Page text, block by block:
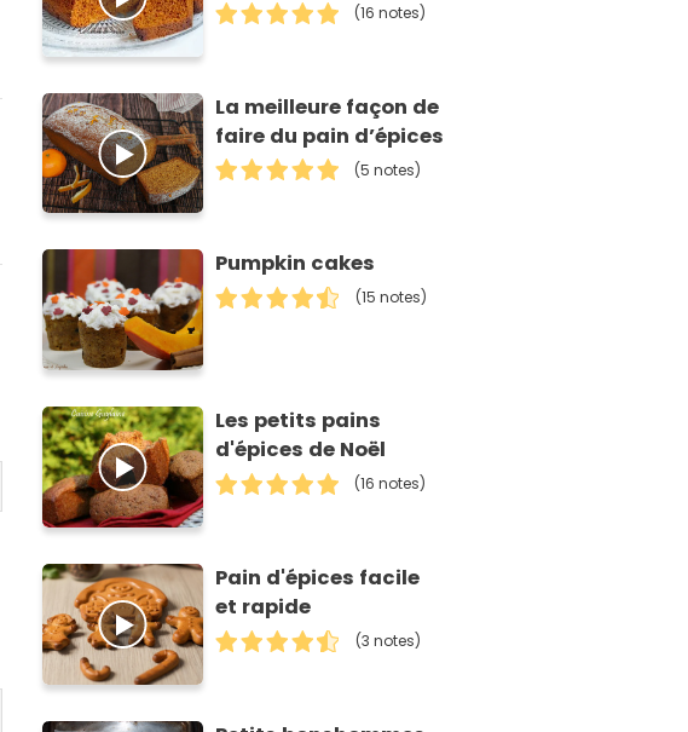
(16 notes)
La meilleure façon de
faire du pain d’épices
(5 notes)
Pumpkin cakes
(15 notes)
Les petits pains
d'épices de Noël
(16 notes)
Pain d'épices facile
et rapide
(3 notes)